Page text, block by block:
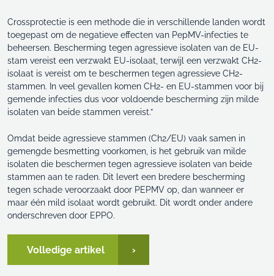
Crossprotectie is een methode die in verschillende landen wordt
toegepast om de negatieve effecten van PepMV-infecties te
beheersen. Bescherming tegen agressieve isolaten van de EU-
stam vereist een verzwakt EU-isolaat, terwijl een verzwakt CH2-
isolaat is vereist om te beschermen tegen agressieve CH2-
stammen. In veel gevallen komen CH2- en EU-stammen voor bij
gemende infecties dus voor voldoende bescherming zijn milde
isolaten van beide stammen vereist.”
Omdat beide agressieve stammen (Ch2/EU) vaak samen in
gemengde besmetting voorkomen, is het gebruik van milde
isolaten die beschermen tegen agressieve isolaten van beide
stammen aan te raden. Dit levert een bredere bescherming
tegen schade veroorzaakt door PEPMV op, dan wanneer er
maar één mild isolaat wordt gebruikt. Dit wordt onder andere
onderschreven door EPPO.
Volledige artikel